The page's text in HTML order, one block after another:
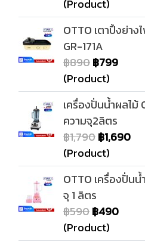
(Product)
OTTO เตาปิ้งย่าง
GR-171A
฿890฿799
(Product)
เครื่องปั่นน้ำผลไม้
ความจุ2ลิตร
฿1,790฿1,690
(Product)
OTTO เครื่องปั่น
จุ 1 ลิตร
฿590฿490
(Product)